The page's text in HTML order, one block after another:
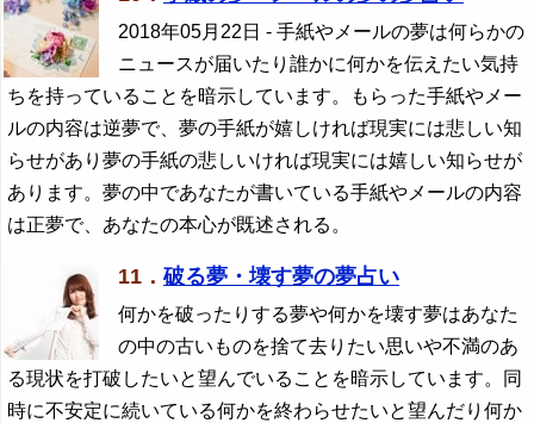
2018年05月22日 - 手紙やメールの夢は何らかの
ニュースが届いたり誰かに何かを伝えたい気持
ちを持っていることを暗示しています。もらった手紙やメー
ルの内容は逆夢で、夢の手紙が嬉しければ現実には悲しい知
らせがあり夢の手紙の悲しいければ現実には嬉しい知らせが
あります。夢の中であなたが書いている手紙やメールの内容
は正夢で、あなたの本心が既述される。
11．破る夢・壊す夢の夢占い
何かを破ったりする夢や何かを壊す夢はあなた
の中の古いものを捨て去りたい思いや不満のあ
る現状を打破したいと望んでいることを暗示しています。同
時に不安定に続いている何かを終わらせたいと望んだり何か